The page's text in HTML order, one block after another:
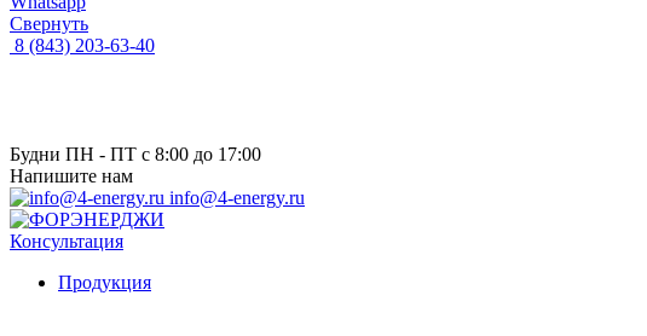
Свернуть
8 (843) 203-63-40
Будни ПН - ПТ с 8:00 до 17:00
Напишите нам
info@4-energy.ru
Консультация
Продукция